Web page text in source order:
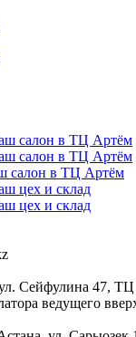
салон в ТЦ Артём
салон в ТЦ Артём
салон в ТЦ Артём
цех и склад
цех и склад
Сейфулина 47,
ведущего